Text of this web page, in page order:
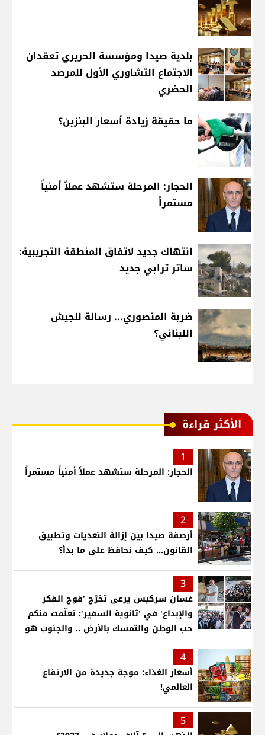
بلدية صيدا ومؤسسة الحريري تعقدان
الاجتماع التشاوري الأول للمرصد
الحضري
ما حقيقة زيادة أسعار البنزين؟
الحجار: المرحلة ستشهد عملاً أمنياً
مستمراً
انتهاك جديد لاتفاق المنطقة التجريبية:
ساتر ترابي جديد
ضربة المنصوري... رسالة للجيش
اللبناني؟
الأكثر قراءة
1
الحجار: المرحلة ستشهد عملاً أمنياً مستمراً
2
أرصفة صيدا بين إزالة التعديات وتطبيق
القانون... كيف نحافظ على ما بدأ؟
3
غسان سركيس يرعى تخرّج 'فوج الفكر
والإبداع' في 'ثانوية السفير': تعلّمت منكم
حب الوطن والتمسك بالأرض .. والجنوب هو
عزة وكرامة لبنان
4
أسعار الغذاء: موجة جديدة من الارتفاع
العالمي!
5